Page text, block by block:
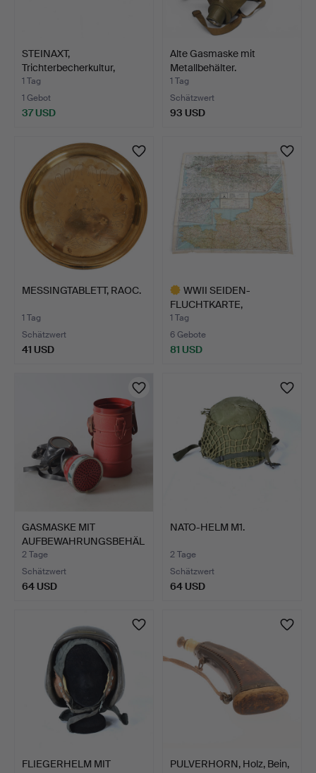
STEINAXT,
Trichterbecherkultur,
Jungsteinz…
1 Tag
1 Gebot
37 USD
Alte Gasmaske mit
Metallbehälter.
1 Tag
Schätzwert
93 USD
MESSINGTABLETT, RAOC.
1 Tag
Schätzwert
41 USD
WWII SEIDEN-
FLUCHTKARTE,
DOPPELSEITIG - SA…
1 Tag
6 Gebote
81 USD
GASMASKE MIT
AUFBEWAHRUNGSBEHÄL
TER, Bicapa…
2 Tage
Schätzwert
64 USD
NATO-HELM M1.
2 Tage
Schätzwert
64 USD
FLIEGERHELM MIT
PULVERHORN, Holz, Bein,